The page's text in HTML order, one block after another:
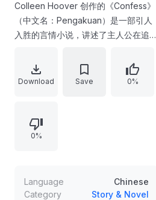
Colleen Hoover 创作的《Confess》
（中文名：Pengakuan）是一部引人
入胜的言情小说，讲述了主人公在追求
突、过往秘密以及复杂情感纠葛的故
事。小说以其细腻的笔触、跌宕起伏的
Download Save 0%
0%
Language
Chinese
Category
Story & Novel